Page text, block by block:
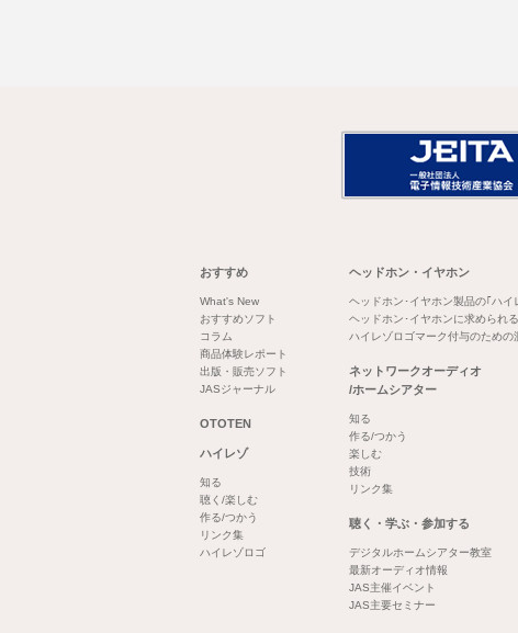
おすすめ
What's New
おすすめソフト
コラム
商品体験レポート
出版・販売ソフト
JASジャーナル
OTOTEN
ハイレゾ
知る
聴く/楽しむ
作る/つかう
リンク集
ハイレゾロゴ
ヘッドホン・イヤホン
ヘッドホン･イヤホン製品の｢ハイ
ヘッドホン･イヤホンに求められ
ハイレゾロゴマーク付与のための
ネットワークオーディオ
/ホームシアター
知る
作る/つかう
楽しむ
技術
リンク集
聴く・学ぶ・参加する
デジタルホームシアター教室
最新オーディオ情報
JAS主催イベント
JAS主要セミナー